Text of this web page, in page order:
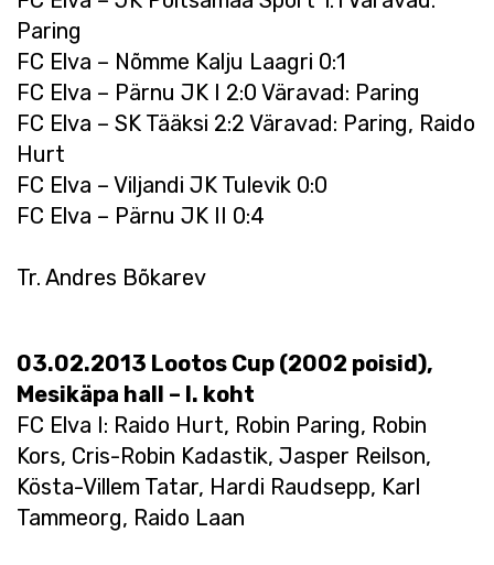
Paring
FC Elva – Nõmme Kalju Laagri 0:1
FC Elva – Pärnu JK I 2:0 Väravad: Paring
FC Elva – SK Tääksi 2:2 Väravad: Paring, Raido
Hurt
FC Elva – Viljandi JK Tulevik 0:0
FC Elva – Pärnu JK II 0:4
Tr. Andres Bõkarev
03.02.2013 Lootos Cup (2002 poisid),
Mesikäpa hall – I. koht
FC Elva I: Raido Hurt, Robin Paring, Robin
Kors, Cris-Robin Kadastik, Jasper Reilson,
Kösta-Villem Tatar, Hardi Raudsepp, Karl
Tammeorg, Raido Laan